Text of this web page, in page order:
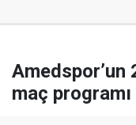
Amedspor’un
maç